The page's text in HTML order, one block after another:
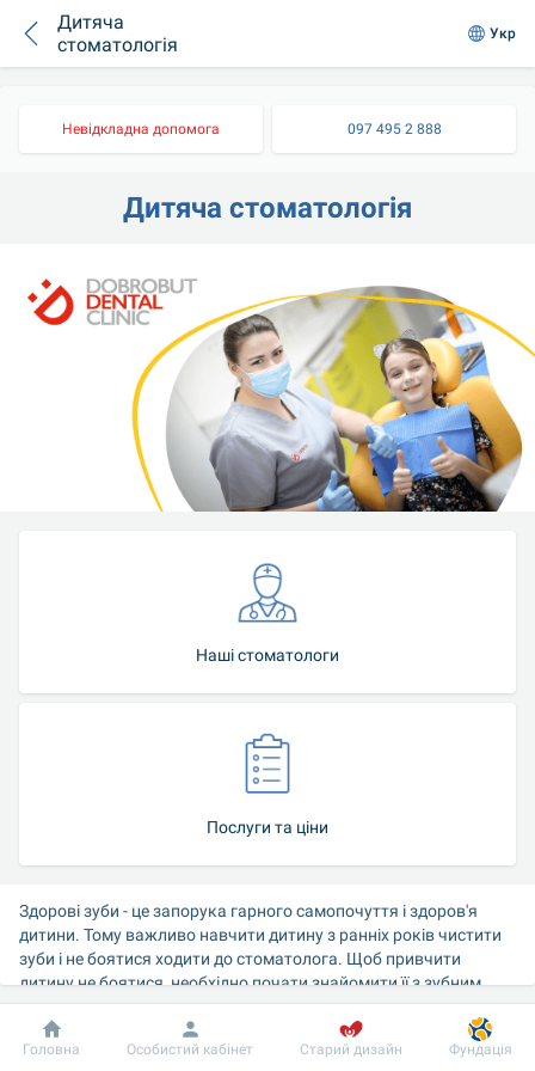
Дитяча
стоматологія
Укр
Невідкладна допомога 097 495 2 888
Дитяча стоматологія
Наші стоматологи
Послуги та ціни
Здорові зуби - це запорука гарного самопочуття і здоров'я
дитини. Тому важливо навчити дитину з ранніх років чистити
зуби і не боятися ходити до стоматолога. Щоб привчити
дитину не боятися, необхідно почати знайомити її з зубним
лікарем задовго до того, як виникне необхідність в лікуванні. В
такому випадку візит до лікаря не буде асоціюватися з болем і
не буде викликати стрес.
Добробут Інформація Пацієнту
Головна Особистий кабінет Старий дизайн Фундація